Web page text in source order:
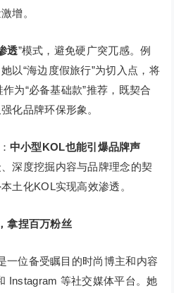
增。
透”模式，避免硬广突兀感。例
以“海边度假旅行”为切入点，将
为“必备基础款”推荐，既契合
化品牌环保形象。
中小型KOL也能引爆品牌声
深度挖掘内容与品牌理念的契
土化KOL实现高效渗透。
拿捏百万粉丝
一位备受瞩目的时尚博主和内容
Instagram 等社交媒体平台。她